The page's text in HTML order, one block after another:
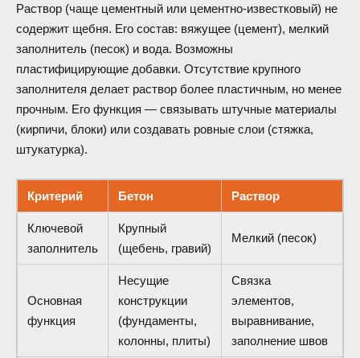
Раствор (чаще цементный или цементно-известковый) не
содержит щебня. Его состав: вяжущее (цемент), мелкий
заполнитель (песок) и вода. Возможны
пластифицирующие добавки. Отсутствие крупного
заполнителя делает раствор более пластичным, но менее
прочным. Его функция — связывать штучные материалы
(кирпичи, блоки) или создавать ровные слои (стяжка,
штукатурка).
Критерий Бетон Раствор
Ключевой
заполнитель
Крупный
(щебень, гравий)
Мелкий (песок)
Основная
функция
Несущие
конструкции
(фундаменты,
колонны, плиты)
Связка
элементов,
выравнивание,
заполнение швов